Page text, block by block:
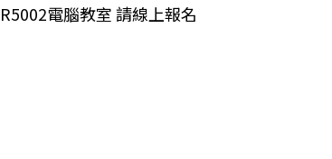
電腦教室 請線上報名